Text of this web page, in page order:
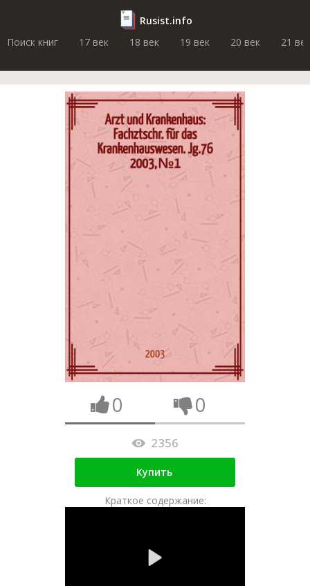
Rusist.info
Поиск книг
17 век 18 век 19 век 20 век 21 век
0 0
2356
Купить
Краткое содержание: